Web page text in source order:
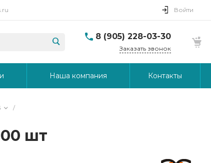
Войти
8 (905) 228-03-30
Заказать звонок
Наша компания Контакты
/
шт